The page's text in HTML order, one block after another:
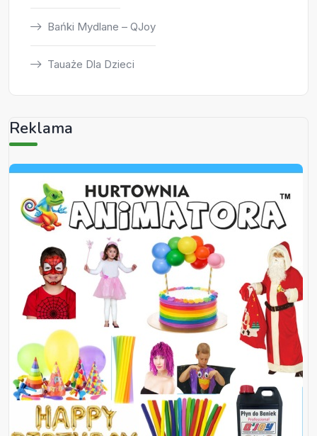
Bańki Mydlane – QJoy
Tauaże Dla Dzieci
Reklama